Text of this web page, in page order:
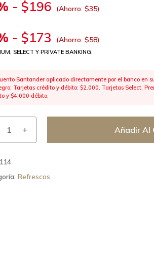
-$196 (Ahorro:$35)
-$173 (Ahorro:$58)
SELECT Y PRIVATE BANKING.
Santander aplicado directamente por el banco en
Tarjetas crédito y débito: $2.000. Tarjetas Select,
y $4.000 débito.
Añadir Al
114
Refrescos